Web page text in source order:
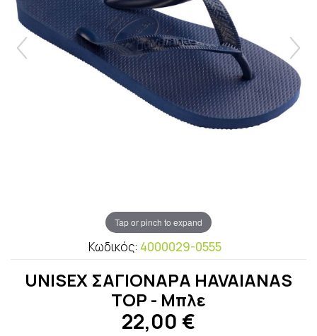
Tap or pinch to expand
Κωδικός: 4000029-0555
UNISEX ΣΑΓΙΟΝΑΡΑ HAVAIANAS
TOP - Μπλε
22,00 €